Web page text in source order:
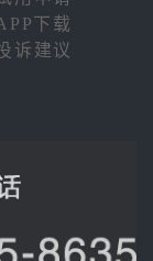
下载
诉建议